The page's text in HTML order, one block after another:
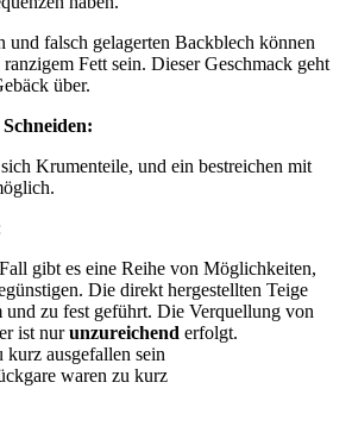
und falsch gelagerten Backblech können
Fett sein. Dieser Geschmack geht
über.
Krumenteile, und ein bestreichen mit
gibt es eine Reihe von Möglichkeiten,
Die direkt hergestellten Teige
und zu fest geführt. Die Verquellung von
ist nurunzureichend erfolgt.
kurz ausgefallen sein
waren zu kurz